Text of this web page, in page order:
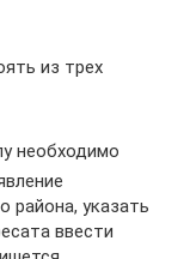
из трех
необходимо
района, указать
ввести